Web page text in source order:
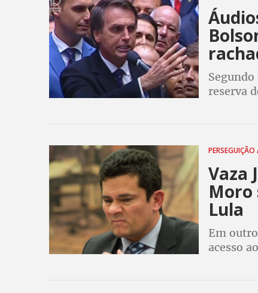
reserva
Vaza
Moro
Lula
Em
acesso